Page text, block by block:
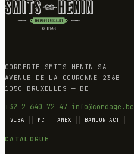
CORDERIE SMITS-HENIN SA
AVENUE DE LA COURONNE 236B
1050 BRUXELLES — BE
+32 2 640 72 47 info@cordage.be
VISA MC AMEX BANCONTACT
CATALOGUE